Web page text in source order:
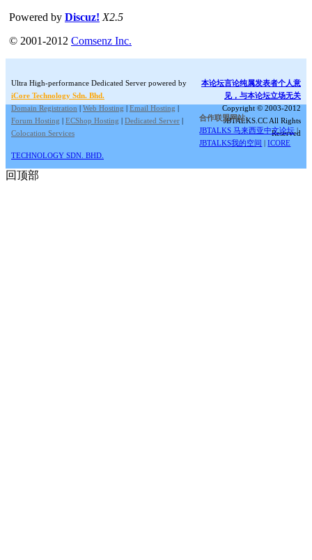
Powered by Discuz! X2.5
© 2001-2012 Comsenz Inc.
Ultra High-performance Dedicated Server powered by
iCore Technology Sdn. Bhd.
Domain Registration | Web Hosting | Email Hosting |
Forum Hosting | ECShop Hosting | Dedicated Server |
Colocation Services
本论坛言论纯属发表者个人意
见，与本论坛立场无关
Copyright © 2003-2012
JBTALKS.CC All Rights
Reserved
合作联盟网站:
JBTALKS 马来西亚中文论坛 |
JBTALKS我的空间 |ICORE
TECHNOLOGY SDN. BHD.
回顶部